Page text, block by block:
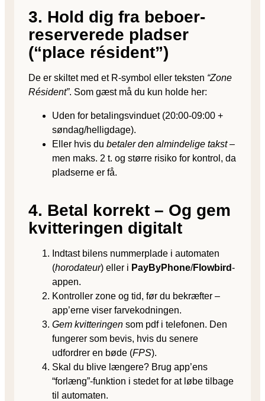
3. Hold dig fra beboer-
reserverede pladser
(“place résident”)
De er skiltet med et R-symbol eller teksten “Zone
Résident”. Som gæst må du kun holde her:
Uden for betalingsvinduet (20:00-09:00 +
søndag/helligdage).
Eller hvis du betaler den almindelige takst–
men maks. 2 t. og større risiko for kontrol, da
pladserne er få.
4. Betal korrekt – Og gem
kvitteringen digitalt
Indtast bilens nummerplade i automaten
(horodateur) eller i PayByPhone/Flowbird-
appen.
Kontroller zone og tid, før du bekræfter –
app’erne viser farvekodningen.
Gem kvitteringen som pdf i telefonen. Den
fungerer som bevis, hvis du senere
udfordrer en bøde (FPS).
Skal du blive længere? Brug app’ens
“forlæng”-funktion i stedet for at løbe tilbage
til automaten.